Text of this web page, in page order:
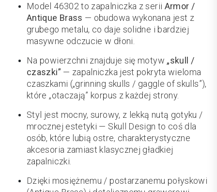
Model 46302 to zapalniczka z serii Armor /
Antique Brass — obudowa wykonana jest z
grubego metalu, co daje solidne i bardziej
masywne odczucie w dłoni.
Na powierzchni znajduje się motyw „skull /
czaszki” — zapalniczka jest pokryta wieloma
czaszkami („grinning skulls / gaggle of skulls”),
które „otaczają” korpus z każdej strony.
Styl jest mocny, surowy, z lekką nutą gotyku /
mrocznej estetyki — Skull Design to coś dla
osób, które lubią ostre, charakterystyczne
akcesoria zamiast klasycznej gładkiej
zapalniczki.
Dzięki mosiężnemu / postarzanemu połyskowi